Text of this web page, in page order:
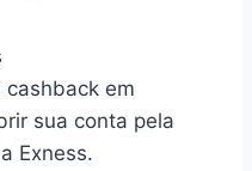
cashback em
sua conta pela
Exness.